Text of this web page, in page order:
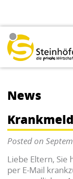
News
Posted on
Liebe Eltern, Sie
per E-Mail